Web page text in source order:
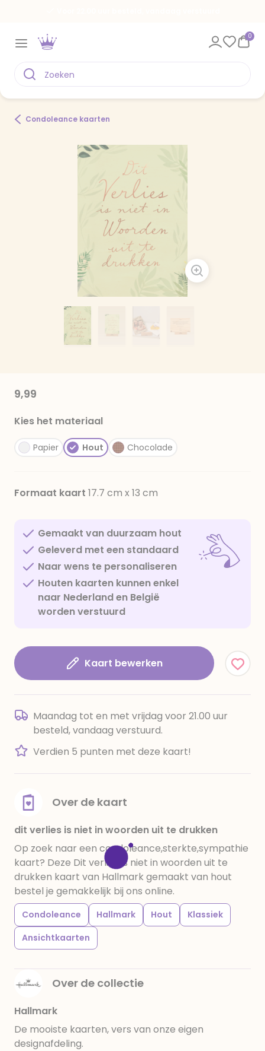
0
Condoleance kaarten
9,99
Kies het materiaal
Papier Hout Chocolade
Formaat kaart 17.7 cm x 13 cm
Gemaakt van duurzaam hout
Geleverd met een standaard
Naar wens te personaliseren
Houten kaarten kunnen enkel
naar Nederland en België
worden verstuurd
Kaart bewerken
Maandag tot en met vrijdag voor 21.00 uur
besteld, vandaag verstuurd.
Verdien 5 punten met deze kaart!
Over de kaart
dit verlies is niet in woorden uit te drukken
Op zoek naar een condoleance,sterkte,sympathie
kaart? Deze Dit verlies is niet in woorden uit te
drukken kaart van Hallmark gemaakt van hout
bestel je gemakkelijk bij ons online.
Condoleance Hallmark Hout
Klassiek
Ansichtkaarten
Over de collectie
Hallmark
De mooiste kaarten, vers van onze eigen
designafdeling.